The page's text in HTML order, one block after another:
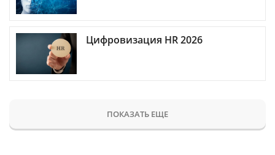
Цифровизация HR 2026
ПОКАЗАТЬ ЕЩЕ